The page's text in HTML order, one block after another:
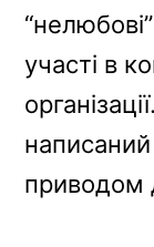
участі в
приводом